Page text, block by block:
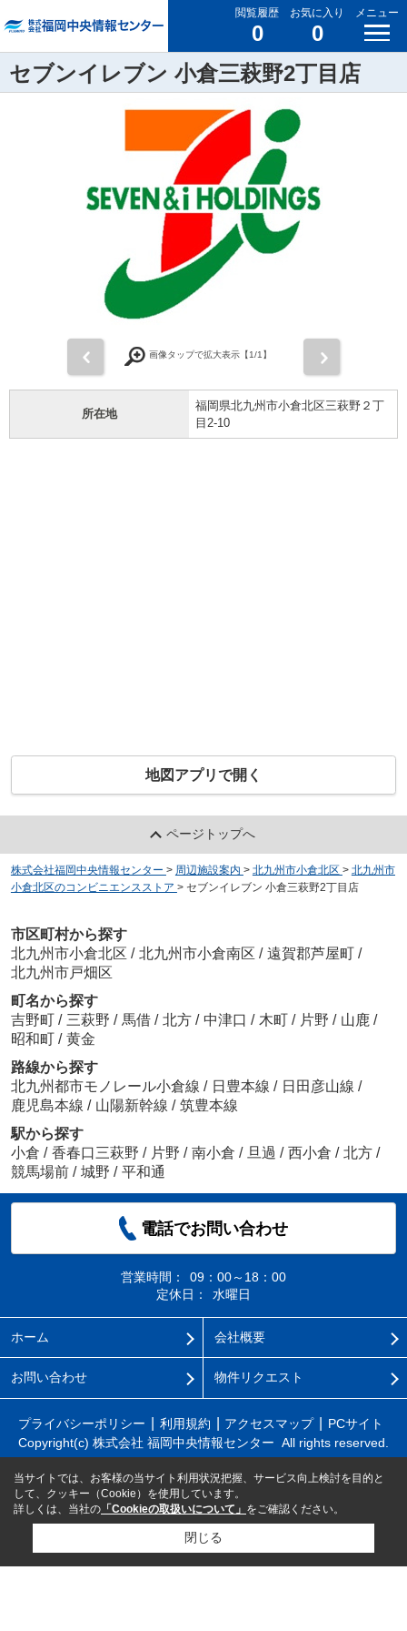
閲覧履歴
0
お気に入り
0
メニュー
セブンイレブン 小倉三萩野2丁目店
画像タップで拡大表示【1/1】
所在地
福岡県北九州市小倉北区三萩野２丁
目2-10
地図アプリで開く
ページトップへ
株式会社福岡中央情報センター > 周辺施設案内 > 北九州市小倉北区 > 北九州市
小倉北区のコンビニエンスストア > セブンイレブン 小倉三萩野2丁目店
市区町村から探す
北九州市小倉北区 / 北九州市小倉南区 / 遠賀郡芦屋町 /
北九州市戸畑区
町名から探す
吉野町 / 三萩野 / 馬借 / 北方 / 中津口 / 木町 / 片野 / 山鹿 /
昭和町 / 黄金
路線から探す
北九州都市モノレール小倉線 / 日豊本線 / 日田彦山線 /
鹿児島本線 / 山陽新幹線 / 筑豊本線
駅から探す
小倉 / 香春口三萩野 / 片野 / 南小倉 / 旦過 / 西小倉 / 北方 /
競馬場前 / 城野 / 平和通
電話でお問い合わせ
営業時間：
09：00～18：00
定休日：
水曜日
ホーム 会社概要
お問い合わせ 物件リクエスト
プライバシーポリシー 利用規約 アクセスマップ
PCサイト
Copyright(c) 株式会社 福岡中央情報センター All rights reserved.
当サイトでは、お客様の当サイト利用状況把握、サービス向上検討を目的と
して、クッキー（Cookie）を使用しています。
詳しくは、当社の 「Cookieの取扱いについて」 をご確認ください。
閉じる